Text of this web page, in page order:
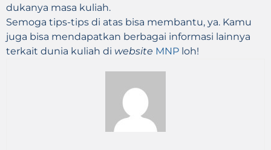
dukanya masa kuliah.
Semoga tips-tips di atas bisa membantu, ya. Kamu
juga bisa mendapatkan berbagai informasi lainnya
terkait dunia kuliah di website MNP loh!